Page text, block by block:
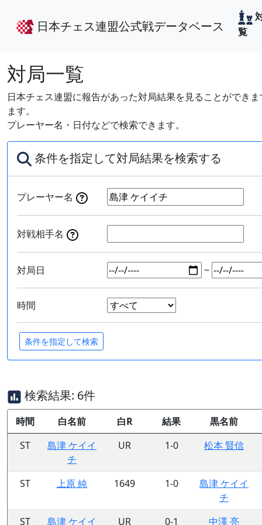
日本チェス連盟公式戦データベース
覧
対局一覧
日本チェス連盟に報告があった対局結果を見ることができ
ます。
プレーヤー名・日付などで検索できます。
条件を指定して対局結果を検索する
プレーヤー名
対戦相手名
対局日 ~
時間
検索結果: 6件
時間 白名前 白R 結果
黒名前
ST
島津 ケイイ
チ
UR 1-0 松本 賢信
ST 上原 純 1649 1-0
島津 ケイイ
チ
ST
島津 ケイイ UR 0-1 中澤 亮